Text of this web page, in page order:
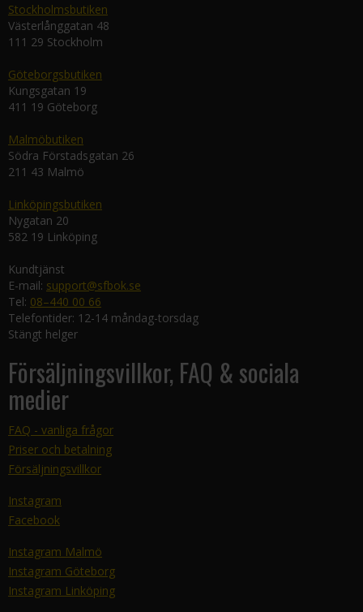
Stockholmsbutiken
Västerlånggatan 48
111 29 Stockholm
Göteborgsbutiken
Kungsgatan 19
411 19 Göteborg
Malmöbutiken
Södra Förstadsgatan 26
211 43 Malmö
Linköpingsbutiken
Nygatan 20
582 19 Linköping
Kundtjänst
E-mail: support@sfbok.se
Tel: 08–440 00 66
Telefontider: 12-14 måndag-torsdag
Stängt helger
Försäljningsvillkor, FAQ & sociala
medier
FAQ - vanliga frågor
Priser och betalning
Försäljningsvillkor
Instagram
Facebook
Instagram Malmö
Instagram Göteborg
Instagram Linköping